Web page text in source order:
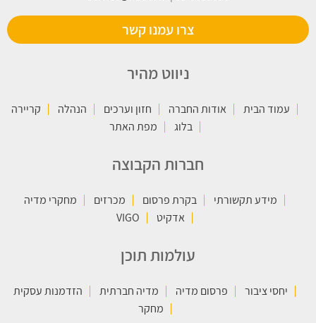
צרו עמנו קשר
ניווט מהיר
עמוד הבית אודות החברה חזון וערכים הנהלה
קריירה
בלוג
מפת האתר
חברות הקבוצה
מידע תקשורתי בקרת פרסום מכרזים
מחקרי מדיה
אדקיט
VIGO
עולמות תוכן
יחסי ציבור פרסום מדיה מדיה חברתית
הזדמנות עסקית
מחקר